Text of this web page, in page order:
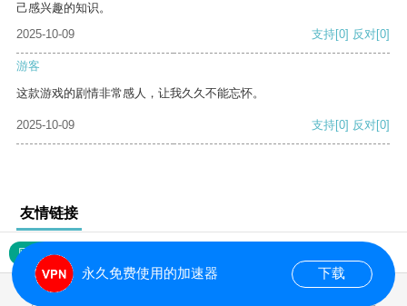
己感兴趣的知识。
2025-10-09
支持[0] 反对[0]
游客
这款游戏的剧情非常感人，让我久久不能忘怀。
2025-10-09 支持[0] 反对[0]
友情链接
网站地图
永久免费使用的加速器 下载